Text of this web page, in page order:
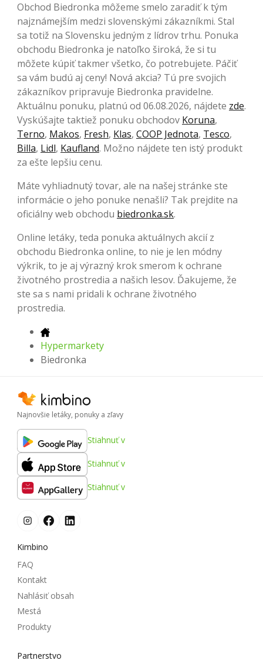
Obchod Biedronka môžeme smelo zaradiť k tým
najznámejším medzi slovenskými zákazníkmi. Stal
sa totiž na Slovensku jedným z lídrov trhu. Ponuka
obchodu Biedronka je natoľko široká, že si tu
môžete kúpiť takmer všetko, čo potrebujete. Páčiť
sa vám budú aj ceny! Nová akcia? Tú pre svojich
zákazníkov pripravuje Biedronka pravidelne.
Aktuálnu ponuku, platnú od 06.08.2026, nájdete zde.
Vyskúšajte taktiež ponuku obchodov Koruna,
Terno, Makos, Fresh, Klas, COOP Jednota, Tesco,
Billa, Lidl, Kaufland. Možno nájdete ten istý produkt
za ešte lepšiu cenu.
Máte vyhliadnutý tovar, ale na našej stránke ste
informácie o jeho ponuke nenašli? Tak prejdite na
oficiálny web obchodu biedronka.sk.
Online letáky, teda ponuka aktuálnych akcií z
obchodu Biedronka online, to nie je len módny
výkrik, to je aj výrazný krok smerom k ochrane
životného prostredia a našich lesov. Ďakujeme, že
ste sa s nami pridali k ochrane životného
prostredia.
Hypermarkety
Biedronka
Najnovšie letáky, ponuky a zľavy
Stiahnuť v
Stiahnuť v
Stiahnuť v
Kimbino
FAQ
Kontakt
Nahlásiť obsah
Mestá
Produkty
Partnerstvo